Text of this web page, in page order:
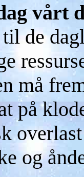
vårt
de
må
på
og